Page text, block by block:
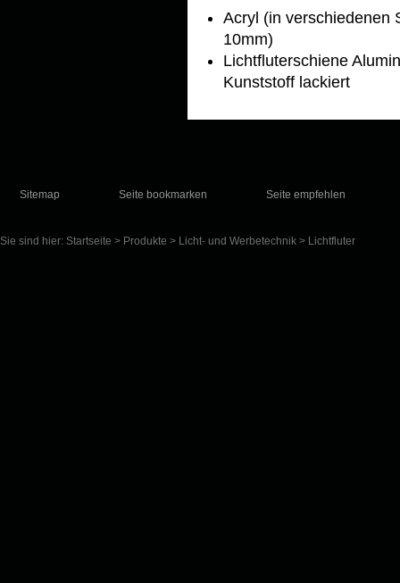
Acryl (in verschiedenen
10mm)
Lichtfluterschiene
Kunststoff lackiert
Sitemap Seite bookmarken Seite empfehlen
Sie sind hier: Startseite > Produkte > Licht- und Werbetechnik > Lichtfluter